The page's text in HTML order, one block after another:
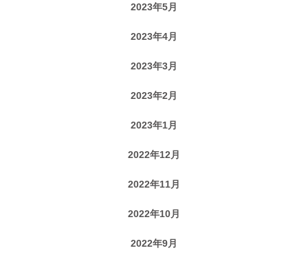
2023年5月
2023年4月
2023年3月
2023年2月
2023年1月
2022年12月
2022年11月
2022年10月
2022年9月